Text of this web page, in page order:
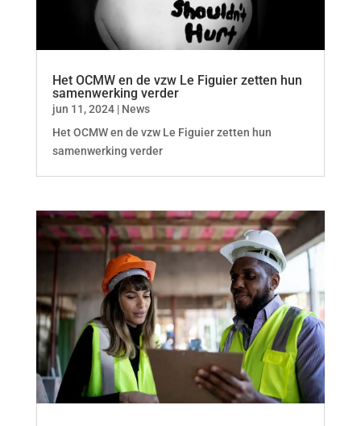
Het OCMW en de vzw Le Figuier zetten hun
samenwerking verder
jun 11, 2024| News
Het OCMW en de vzw Le Figuier zetten hun
samenwerking verder